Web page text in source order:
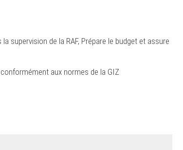
supervision de la RAF, Prépare le budget et assure
aux normes de la GIZ